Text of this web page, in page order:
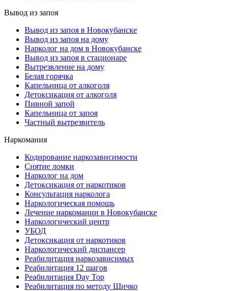
Вывод из запоя
Вывод из запоя в Новокубанске
Вывод из запоя на дому
Нарколог на дом в Новокубанске
Вывод из запоя в стационаре
Вытрезвление на дому
Белая горячка
Капельница от алкоголя
Детоксикация от алкоголя
Пивной запой
Капельница от запоя
Частный вытрезвитель
Наркомания
Кодирование наркозависимости
Снятие ломки
Нарколог на дом
Детоксикация от наркотиков
Консультация нарколога
Наркологическая помощь
Лечение наркомании в Новокубанске
Наркологический центр
УБОД
Детоксикация от наркотиков
Наркологический диспансер
Реабилитация наркозависимых
Реабилитация 12 шагов
Реабилитация Day Top
Реабилитация по методу Шичко